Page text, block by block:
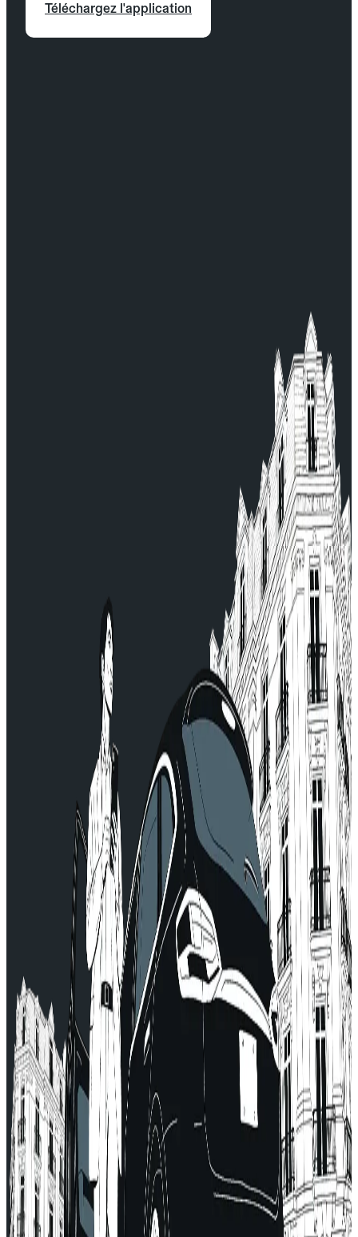
Téléchargez l'application